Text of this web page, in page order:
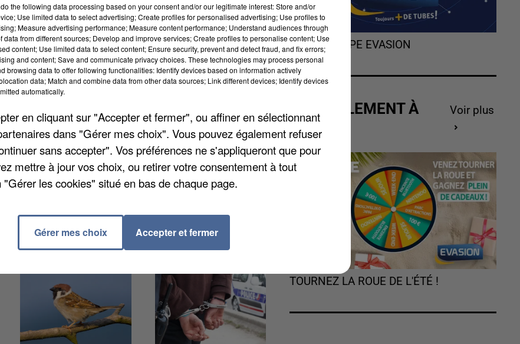
de les aider à utiliser les nouvelles technologies
à ces missions 24h par semaine sur 6, 9
votre CV et votre lettre de motivation sur
L'HOROSCOPE EVASION
ACTUELLEMENT À
GAGNER
Voir plus
TOURNEZ LA ROUE DE L'ÉTÉ !
do the following data processing based on your consent and/or our legitimate interest: Store and/or
Use limited data to select advertising; Create profiles for personalised advertising; Use profiles to
Measure advertising performance; Measure content performance; Understand audiences through
data from different sources; Develop and improve services; Create profiles to personalise content; Use
content; Use limited data to select content; Ensure security, prevent and detect fraud, and fix errors;
and content; Save and communicate privacy choices. These technologies may process personal
browsing data to offer following functionalities: Identify devices based on information actively
data; Match and combine data from other data sources; Link different devices; Identify devices
automatically.
en cliquant sur "Accepter et fermer", ou affiner en sélectionnant
dans "Gérer mes choix". Vous pouvez également refuser
sans accepter". Vos préférences ne s'appliqueront que pour
mettre à jour vos choix, ou retirer votre consentement à tout
les cookies" situé en bas de chaque page.
Gérer mes choix Accepter et fermer